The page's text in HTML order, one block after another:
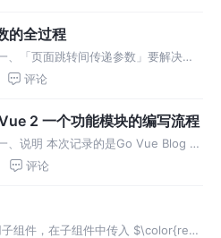
的全过程
、「页面跳转间传递参数」要解决什
设，可以实现组件间、页面间的跳
评论
2 一个功能模块的编写流程
、说明 本次记录的是Go Vue Blog 项
”模块的编写流程。包括 后端 - 对应
评论
组件，在子组件中传入 $\color{red}